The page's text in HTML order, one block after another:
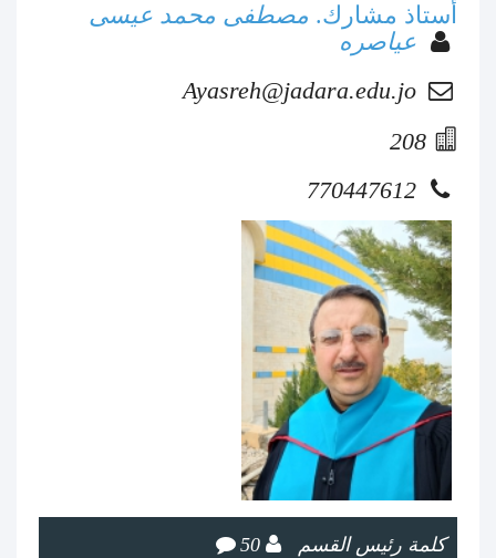
أستاذ مشارك. مصطفى محمد عيسى
عياصره
Ayasreh@jadara.edu.jo
208
770447612
كلمة رئيس القسم 50